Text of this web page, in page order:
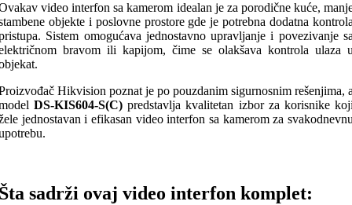
video interfon sa kamerom idealan je za porodične kuće,
objekte i poslovne prostore gde je potrebna dodatna
Sistem omogućava jednostavno upravljanje i povezivanje
bravom ili kapijom, čime se olakšava kontrola ulaza
Hikvision poznat je po pouzdanim sigurnosnim rešenjima,
DS-KIS604-S(C) predstavlja kvalitetan izbor za korisnike
jednostavan i efikasan video interfon sa kamerom za
sadrži ovaj video interfon komplet: